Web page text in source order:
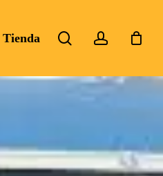
Tienda searchaccount